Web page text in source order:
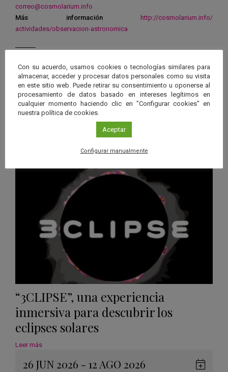
correo@cosmolarium.info
Más información
http://cosmolarium.info/
actividades/observacion-astronomica
Próximos eventos Ver más
26 JUN 2026 - 26 ENE 2028
Planetario/Gérgal
Sevilla
“3CLIPSE”, una experiencia
inmersiva para descubrir los
eclipses solares
Leer más
26 JUN 2026 - 12 AGO 2026
Con su acuerdo, usamos cookies o tecnologías similares para
almacenar, acceder y procesar datos personales como su visita
en este sitio web. Puede retirar su consentimiento u oponerse al
procesamiento de datos basado en intereses legítimos en
cualquier momento haciendo clic en "Configurar cookies" en
nuestra política de cookies.
Aceptar
Configurar manualmente